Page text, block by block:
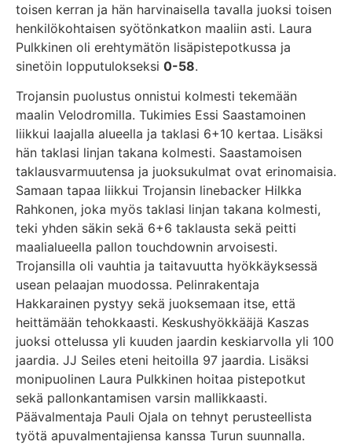
toisen kerran ja hän harvinaisella tavalla juoksi toisen
henkilökohtaisen syötönkatkon maaliin asti. Laura
Pulkkinen oli erehtymätön lisäpistepotkussa ja
sinetöin lopputulokseksi 0-58.
Trojansin puolustus onnistui kolmesti tekemään
maalin Velodromilla. Tukimies Essi Saastamoinen
liikkui laajalla alueella ja taklasi 6+10 kertaa. Lisäksi
hän taklasi linjan takana kolmesti. Saastamoisen
taklausvarmuutensa ja juoksukulmat ovat erinomaisia.
Samaan tapaa liikkui Trojansin linebacker Hilkka
Rahkonen, joka myös taklasi linjan takana kolmesti,
teki yhden säkin sekä 6+6 taklausta sekä peitti
maalialueella pallon touchdownin arvoisesti.
Trojansilla oli vauhtia ja taitavuutta hyökkäyksessä
usean pelaajan muodossa. Pelinrakentaja
Hakkarainen pystyy sekä juoksemaan itse, että
heittämään tehokkaasti. Keskushyökkääjä Kaszas
juoksi ottelussa yli kuuden jaardin keskiarvolla yli 100
jaardia. JJ Seiles eteni heitoilla 97 jaardia. Lisäksi
monipuolinen Laura Pulkkinen hoitaa pistepotkut
sekä pallonkantamisen varsin mallikkaasti.
Päävalmentaja Pauli Ojala on tehnyt perusteellista
työtä apuvalmentajiensa kanssa Turun suunnalla.